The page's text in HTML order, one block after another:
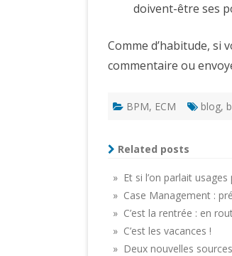
doivent-être ses
Comme d’habitude, si
commentaire ou
BPM, ECM blog,
Related posts
» Et si l’on parlait
» Case Management :
» C’est la rentrée : en
» C’est les vacances !
» Deux nouvelles